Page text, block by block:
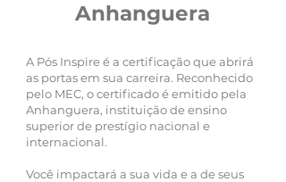
Anhanguera
A Pós Inspire é a certificação que abrirá
as portas em sua carreira. Reconhecido
pelo MEC, o certificado é emitido pela
Anhanguera, instituição de ensino
superior de prestígio nacional e
internacional.
Você impactará a sua vida e a de seus